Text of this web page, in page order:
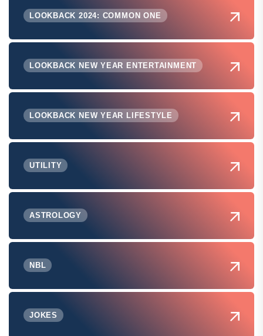
LOOKBACK 2024: COMMON ONE
LOOKBACK NEW YEAR ENTERTAINMENT
LOOKBACK NEW YEAR LIFESTYLE
UTILITY
ASTROLOGY
NBL
JOKES